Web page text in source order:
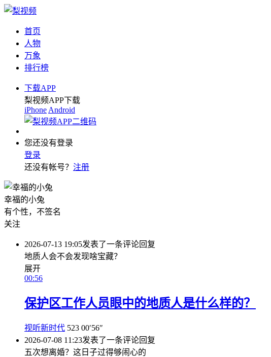
首页
人物
万象
排行榜
下载APP
梨视频APP下载
iPhone Android
您还没有登录
登录
还没有帐号？ 注册
幸福的小兔
有个性，不签名
关注
2026-07-13 19:05发表了一条评论回复
地质人会不会发现啥宝藏？
展开
00:56
保护区工作人员眼中的地质人是什么样的？
视听新时代 523 00′56″
2026-07-08 11:23发表了一条评论回复
五次想离婚？这日子过得够闹心的